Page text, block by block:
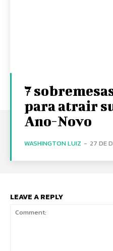
7
para atrair
Ano-Novo
WASHINGTON LUIZ - 27 DE
LEAVE A REPLY